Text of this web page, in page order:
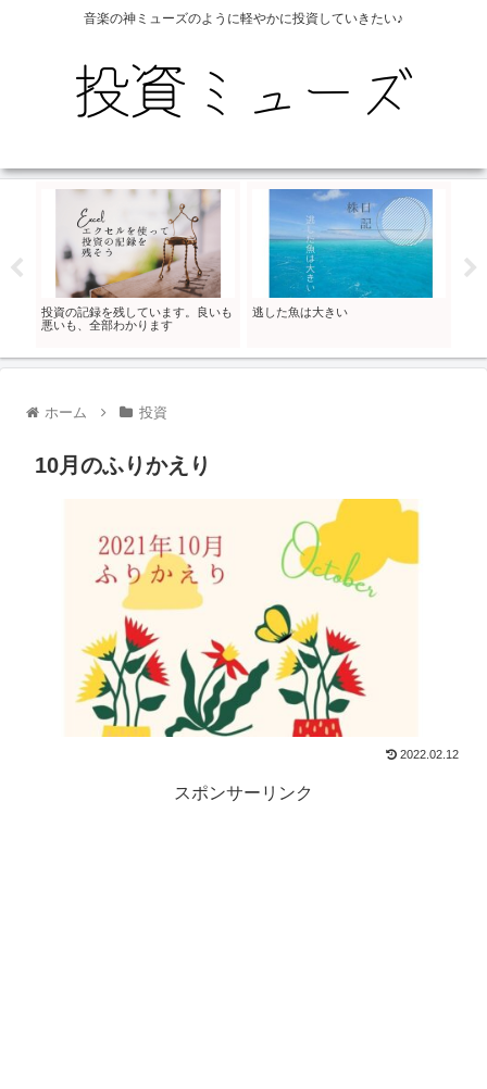
音楽の神ミューズのように軽やかに投資していきたい♪
投資の記録を残しています。良いも
悪いも、全部わかります
逃した魚は大きい
ホーム 投資
10月のふりかえり
2022.02.12
スポンサーリンク